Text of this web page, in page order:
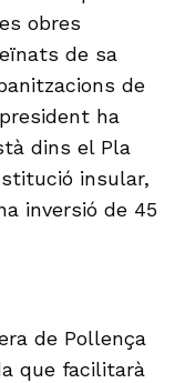
obres
de sa
de
ha
dins el Pla
insular,
inversió de 45
de Pollença
que facilitarà